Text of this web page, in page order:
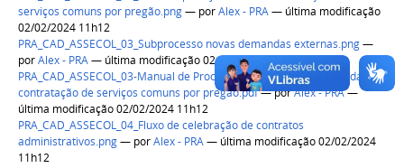
serviços comuns por pregão.png— porAlex - PRA— última modificação
02/02/2024 11h12
PRA_CAD_ASSECOL_03_Subprocesso novas demandas externas.png—
porAlex - PRA— última modificação 02/02/2024 11h12
PRA_CAD_ASSECOL_03-Manual de Procedimentos - Planejamento da
contratação de serviços comuns por pregão.pdf—porAlex - PRA—
última modificação 02/02/2024 11h12
PRA_CAD_ASSECOL_04_Fluxo de celebração de contratos
administrativos.png— porAlex - PRA— última modificação 02/02/2024
11h12